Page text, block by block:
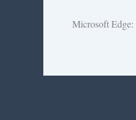
Microsoft Edge: